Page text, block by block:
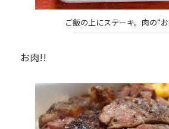
ご飯の上にステーキ。肉の“お
お肉!!